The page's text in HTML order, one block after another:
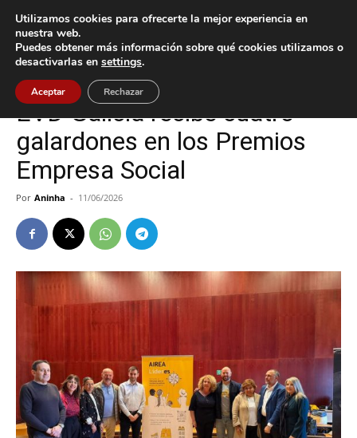
Inicio Cultura / Ocio
Cultura / Ocio Mos
EVD Galicia recibe cuatro
galardones en los Premios
Empresa Social
Por Aninha - 11/06/2026
Utilizamos cookies para ofrecerte la mejor experiencia en
nuestra web.
Puedes obtener más información sobre qué cookies utilizamos o
desactivarlas en settings.
Aceptar Rechazar